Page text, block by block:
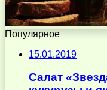
Популярное
15.01.2019
Салат